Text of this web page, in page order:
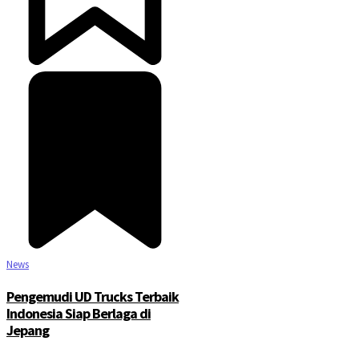
News
Pengemudi UD Trucks Terbaik
Indonesia Siap Berlaga di
Jepang